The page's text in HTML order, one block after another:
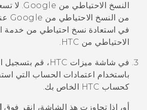
النسخ الاحتياطي من Google. لا
من النسخ الاحتياطي من Google
في استعادة نسخ احتياطي من خدمة
الاحتياطي من HTC
.
في شاشة ميزات HTC
، قم بتسجيل
باستخدام اعتمادات الحساب التي
كحساب HTC الخاص بك.
أو، إذا تجاوزت هذ الشاشة، انقر فوق